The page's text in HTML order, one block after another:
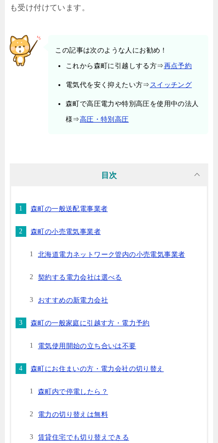
も受け付けています。
この記事は次のような人にお勧め！
これから森町に引越しする方⇒再点予約
電気代を安く抑えたい方⇒ スイッチング
森町で高圧電力や特別高圧を使用中の法人
様⇒高圧・特別高圧
目次
森町の一般送配電事業者
森町の小売電気事業者
北海道電力ネットワーク管内の小売電気事業者
契約する電力会社は選べる
おすすめの新電力会社
森町の一般家庭に引越す方・電力予約
電気使用開始の立ち合いは不要
森町にお住まいの方・電力会社の切り替え
森町内で停電したら？
電力の切り替えは無料
賃貸住宅でも切り替えできる